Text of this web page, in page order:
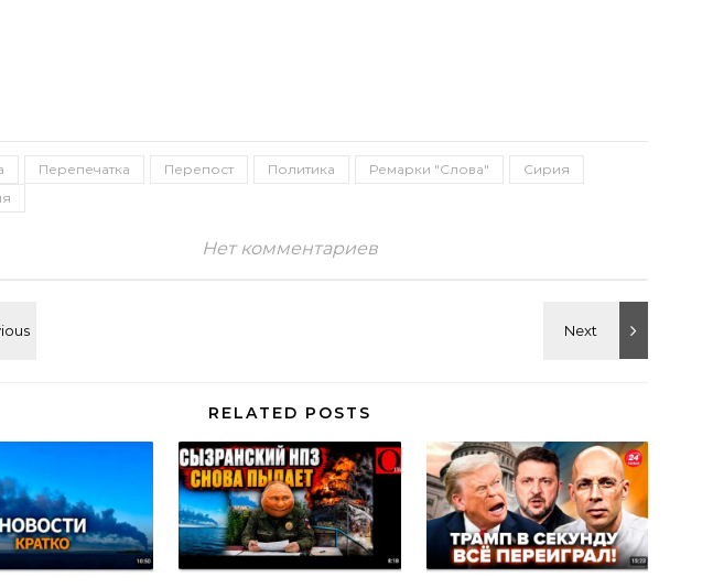
Перепечатка Перепост Политика Ремарки "Слова"
Сирия
Нет комментариев
RELATED POSTS